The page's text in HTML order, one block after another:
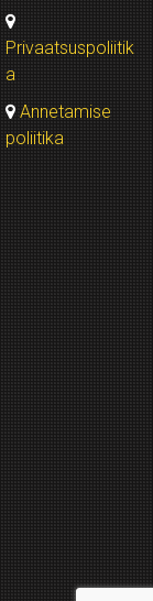
Privaatsuspoliitik
a
Annetamise
poliitika